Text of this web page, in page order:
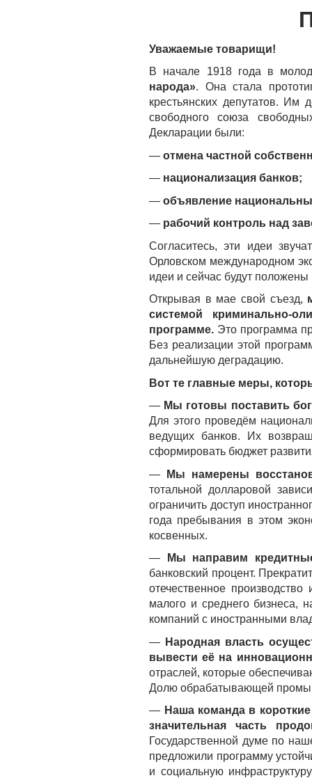
Уважаемые товарищи!
В начале 1918 года в
народа». Она стала
крестьянских депутатов. Им
свободного союза
Декларации были:
—отмена частной
— национализация банков;
—объявление
— рабочий контроль над
Согласитесь, эти идеи
Орловском международном
идеи и сейчас будут
Открывая в мае свой съезд,
системой криминально-
программе. Это программа
Без реализации этой
дальнейшую деградацию.
Вот те главные меры,
— Мы готовы поставить
Для этого проведём
ведущих банков. Их
сформировать бюджет
—
Мы намерены
тотальной долларовой
ограничить доступ
года пребывания в этом
косвенных.
—
Мы направим
банковский процент.
отечественное
малого и среднего бизнеса,
компаний с иностранными
— Народная власть
вывести её на
отраслей, которые
Долю обрабатывающей
— Наша команда в
значительная часть
Государственной думе по
предложили программу
и социальную